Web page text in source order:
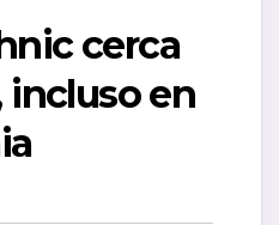
cerca
incluso en